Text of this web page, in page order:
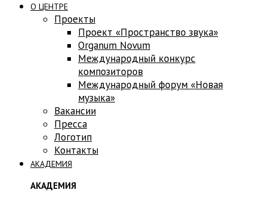
О ЦЕНТРЕ
Проекты
Проект «Пространство звука»
Оrganum Novum
Международный конкурс
композиторов
Международный форум «Новая
музыка»
Вакансии
Пресса
Логотип
Контакты
АКАДЕМИЯ
АКАДЕМИЯ